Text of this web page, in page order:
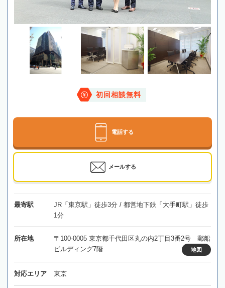
初回相談無料
電話する
メールする
最寄駅
JR「東京駅」徒歩3分 / 都営地下鉄「大手町駅」徒歩
1分
所在地
〒100-0005 東京都千代田区丸の内2丁目3番2号 郵船
ビルディング7階
地図
対応エリア 東京